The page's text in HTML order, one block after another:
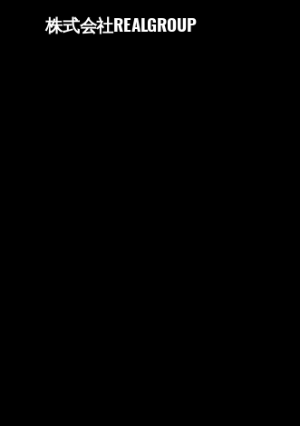
株式会社REALGROUP